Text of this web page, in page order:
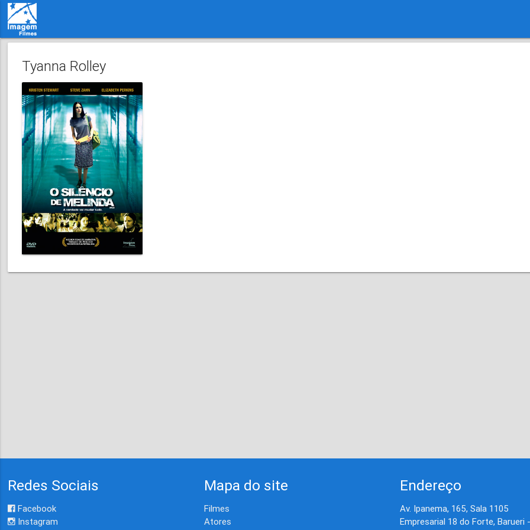
Tyanna Rolley
Redes Sociais
Facebook
Instagram
Mapa do site
Filmes
Atores
Endereço
Av. Ipanema, 165, Sala 1105
Empresarial 18 do Forte, Barueri